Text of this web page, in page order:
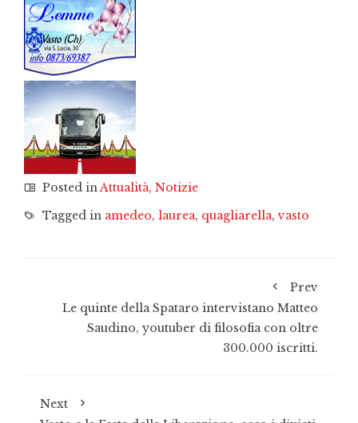
Posted inAttualità, Notizie
Tagged in amedeo, laurea, quagliarella,vasto
Prev
Le quinte della Spataro intervistano Matteo
Saudino, youtuber di filosofia con oltre
300.000 iscritti.
Next